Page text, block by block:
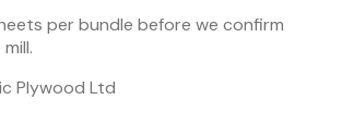
per bundle before we confirm
Plywood Ltd